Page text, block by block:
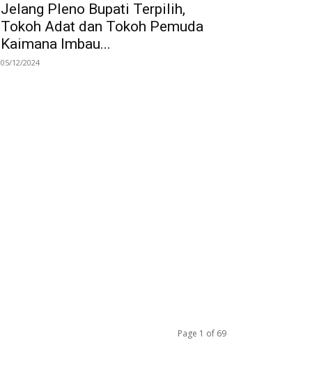
Jelang Pleno Bupati Terpilih,
Tokoh Adat dan Tokoh Pemuda
Kaimana Imbau...
05/12/2024
Page 1 of 69